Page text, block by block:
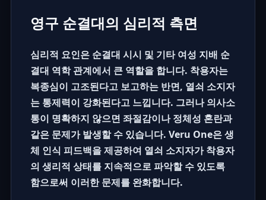
영구 순결대의 심리적 측면
심리적 요인은 순결대 시시 및 기타여성 지배 순
결대 역학 관계에서 큰 역할을 합니다. 착용자는
복종심이 고조된다고 보고하는 반면, 열쇠 소지자
는 통제력이 강화된다고 느낍니다. 그러나 의사소
통이 명확하지 않으면 좌절감이나 정체성 혼란과
같은 문제가 발생할 수 있습니다. Veru One은 생
체 인식 피드백을 제공하여 열쇠 소지자가 착용자
의 생리적 상태를 지속적으로 파악할 수 있도록
함으로써 이러한 문제를 완화합니다.